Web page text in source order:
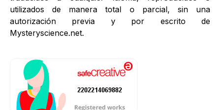
utilizados de manera total o parcial, sin una
autorización previa y por escrito de
Mysteryscience.net.